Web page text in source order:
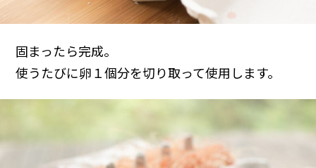
固まったら完成。
使うたびに卵１個分を切り取って使用します。